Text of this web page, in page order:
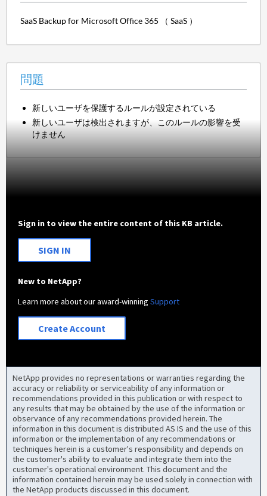
SaaS Backup for Microsoft Office 365 （ SaaS ）
問題
新しいユーザを保護するルールが設定されている
新しいユーザは検出されますが、このルールの影響を受
けません
Sign in to view the entire content of this KB article.
SIGN IN
New to NetApp?
Learn more about our award-winningSupport
Create Account
NetApp provides no representations or warranties regarding the
accuracy or reliability or serviceability of any information or
recommendations provided in this publication or with respect to
any results that may be obtained by the use of the information or
observance of any recommendations provided herein. The
information in this document is distributed AS IS and the use of this
information or the implementation of any recommendations or
techniques herein is a customer's responsibility and depends on
the customer's ability to evaluate and integrate them into the
customer's operational environment. This document and the
information contained herein may be used solely in connection with
the NetApp products discussed in this document.